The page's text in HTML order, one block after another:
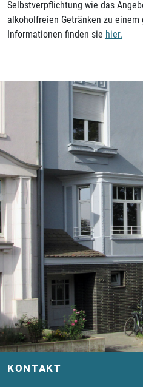
Selbstverpflichtung wie das
alkoholfreien Getränken zu
Informationen finden sie hier.
KONTAKT